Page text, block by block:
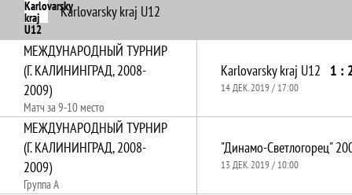
Karlovarsky kraj U12
МЕЖДУНАРОДНЫЙ ТУРНИР
(Г. КАЛИНИНГРАД, 2008-
2009)
Матч за 9-10 место
Karlovarsky kraj U12 1 :
14 ДЕК. 2019 / 17:00
МЕЖДУНАРОДНЫЙ ТУРНИР
(Г. КАЛИНИНГРАД, 2008-
2009)
Группа А
"Динамо-Светлогорец"
13 ДЕК. 2019 / 10:00